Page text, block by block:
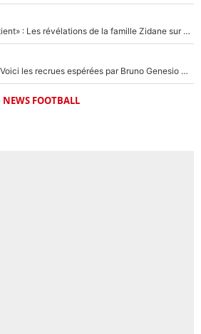
«Il est très heureux et impatient» : Les révélations de la famille Zidane sur sa prise de pouvoir en équipe de France !
Plus de 100M€ pour l'OM : Voici les recrues espérées par Bruno Genesio et Grégory Lorenzi après l’opération dégraissage
NEWS FOOTBALL